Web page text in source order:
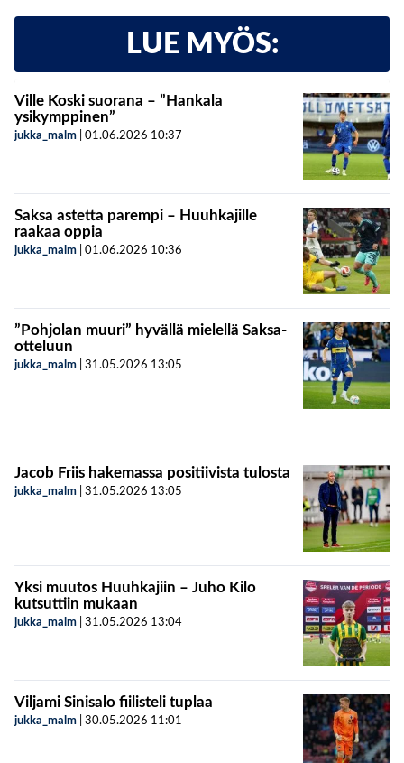
LUE MYÖS:
Ville Koski suorana – ”Hankala
ysikymppinen”
jukka_malm 01.06.2026 10:37
Saksa astetta parempi – Huuhkajille
raakaa oppia
jukka_malm 01.06.2026 10:36
”Pohjolan muuri” hyvällä mielellä Saksa-
otteluun
jukka_malm 31.05.2026 13:05
Jacob Friis hakemassa positiivista tulosta
jukka_malm 31.05.2026 13:05
Yksi muutos Huuhkajiin – Juho Kilo
kutsuttiin mukaan
jukka_malm 31.05.2026 13:04
Viljami Sinisalo fiilisteli tuplaa
jukka_malm 30.05.2026 11:01